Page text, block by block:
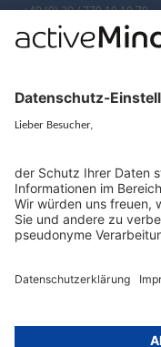
+49 (0) 30 / 770 19 10 70
EU-Vertreter
Konzern-Datenschutz
KI und Datenschutz
Hinweisgebersystem mit
Whistleblowing-
Über